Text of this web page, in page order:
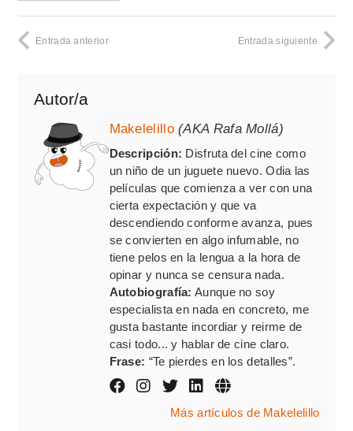
Entrada anterior Entrada siguiente
Autor/a
Makelelillo (AKA Rafa Mollá)
Descripción: Disfruta del cine como
un niño de un juguete nuevo. Odia las
películas que comienza a ver con una
cierta expectación y que va
descendiendo conforme avanza, pues
se convierten en algo infumable, no
tiene pelos en la lengua a la hora de
opinar y nunca se censura nada.
Autobiografía: Aunque no soy
especialista en nada en concreto, me
gusta bastante incordiar y reirme de
casi todo... y hablar de cine claro.
Frase: “Te pierdes en los detalles”.
Más artículos de Makelelillo